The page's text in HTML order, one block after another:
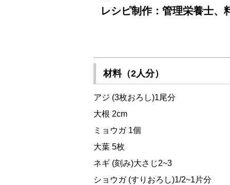
レシピ制作：管理栄養士
材料（2人分）
アジ (3枚おろし)1尾分
大根 2cm
ミョウガ 1個
大葉 5枚
ネギ (刻み)大さじ2~3
ショウガ (すりおろし)1/2~1片分